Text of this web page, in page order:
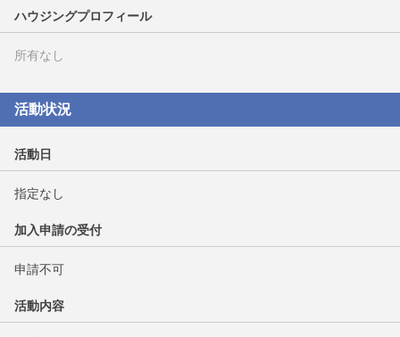
ハウジングプロフィール
所有なし
活動状況
活動日
指定なし
加入申請の受付
申請不可
活動内容